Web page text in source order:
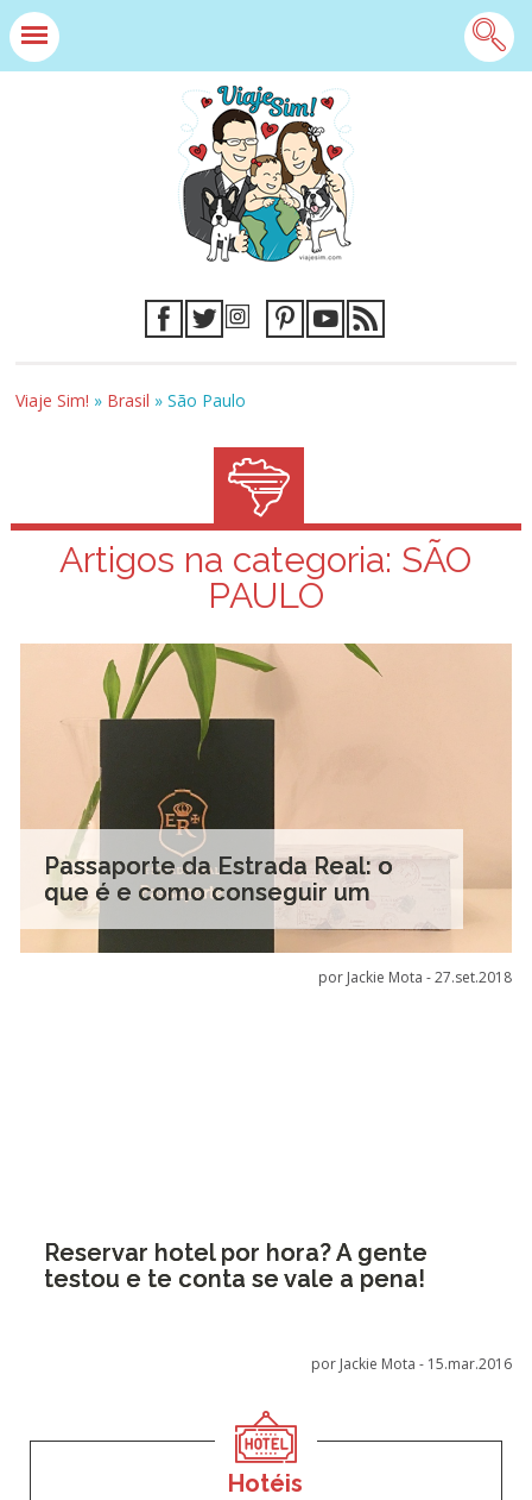
Viaje Sim! » Brasil »São Paulo
Artigos na categoria: SÃO
PAULO
Passaporte da Estrada Real: o
que é e como conseguir um
por Jackie Mota -27.set.2018
Reservar hotel por hora? A gente
testou e te conta se vale a pena!
por Jackie Mota - 15.mar.2016
Hotéis